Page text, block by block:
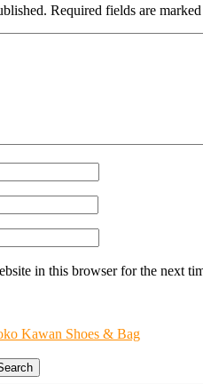
Required fields are marked
in this browser for the next
Kawan Shoes & Bag